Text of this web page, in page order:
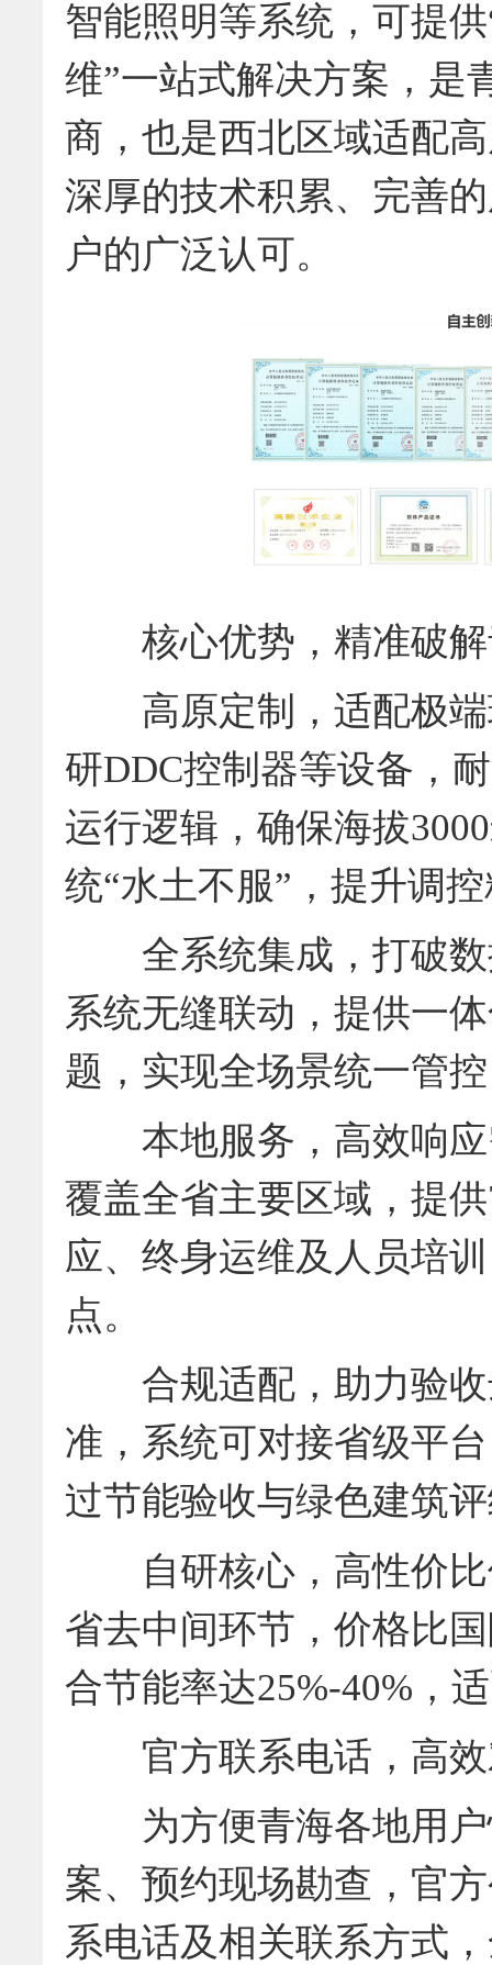
智能照明等系统，可
维”一站式解决方案，是
商，也是西北区域适配
深厚的技术积累、完善
户的广泛认可。
核心优势，精准破解
高原定制，适配极端
研DDC控制器等设备，
运行逻辑，确保海拔
统“水土不服”，提升调
全系统集成，打破数
系统无缝联动，提供一
题，实现全场景统一管
本地服务，高效响应
覆盖全省主要区域，提
应、终身运维及人员培
点。
合规适配，助力验收
准，系统可对接省级平
过节能验收与绿色建筑
自研核心，高性价比
省去中间环节，价格比
合节能率达25%-40%，
官方联系电话，高效
为方便青海各地用户
案、预约现场勘查，官
系电话及相关联系方式